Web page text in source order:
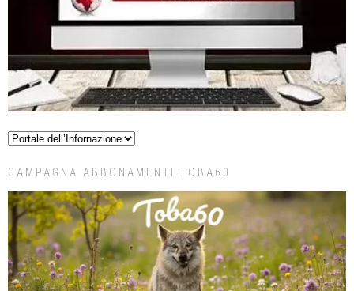
CAMPAGNA ABBONAMENTI TOBA60